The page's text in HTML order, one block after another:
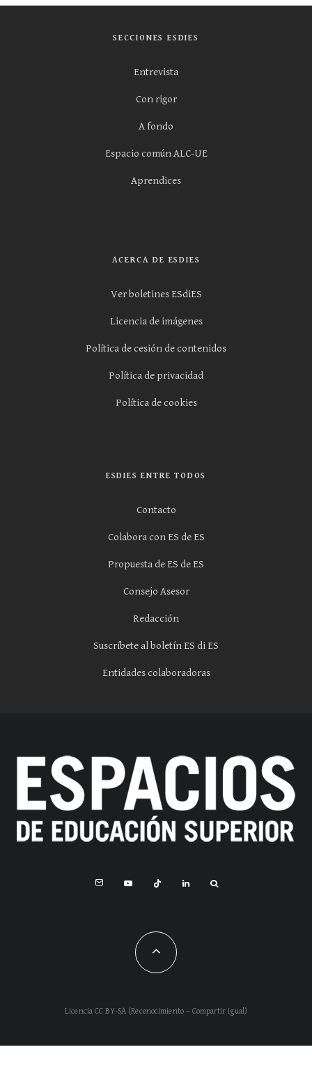
SECCIONES ESDIES
Entrevista
Con rigor
A fondo
Espacio común ALC-UE
Aprendices
ACERCA DE ESDIES
Ver boletines ESdiES
Licencia de imágenes
Política de cesión de contenidos
Política de privacidad
Política de cookies
ESDIES ENTRE TODOS
Contacto
Colabora con ES de ES
Propuesta de ES de ES
Consejo Asesor
Redacción
Suscríbete al boletín ES di ES
Entidades colaboradoras
Licencia CC BY-SA (Reconocimiento – Compartir igual)